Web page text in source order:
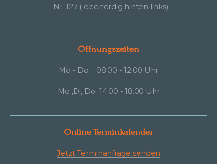
- Nr. 127 ( ebenerdig hinten links)
Öffnungszeiten
Mo - Do 08.00 - 12.00 Uhr
Mo ,Di, Do 14.00 - 18.00 Uhr
Online Terminkalender
Jetzt Terminanfrage senden